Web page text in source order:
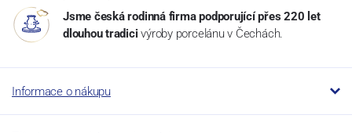
Jsme česká rodinná firma podporující přes 220 let
dlouhou tradici výroby porcelánu v Čechách.
Informace o nákupu